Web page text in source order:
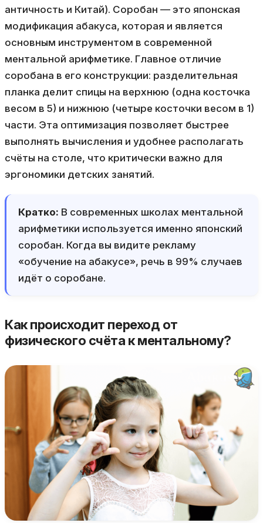
античность и Китай). Соробан — это японская
модификация абакуса, которая и является
основным инструментом в современной
ментальной арифметике. Главное отличие
соробана в его конструкции: разделительная
планка делит спицы на верхнюю (одна косточка
весом в 5) и нижнюю (четыре косточки весом в 1)
части. Эта оптимизация позволяет быстрее
выполнять вычисления и удобнее располагать
счёты на столе, что критически важно для
эргономики детских занятий.
Кратко: В современных школах ментальной
арифметики используется именно японский
соробан. Когда вы видите рекламу
«обучение на абакусе», речь в 99% случаев
идёт о соробане.
Как происходит переход от
физического счёта к ментальному?